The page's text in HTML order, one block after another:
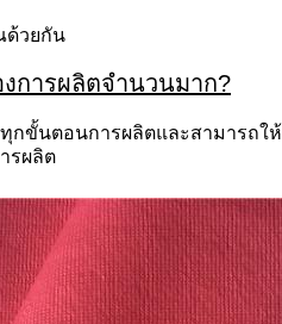
ด้วยกัน
การผลิตจำนวนมาก?
ขั้นตอนการผลิตและสามารถให้
รผลิต